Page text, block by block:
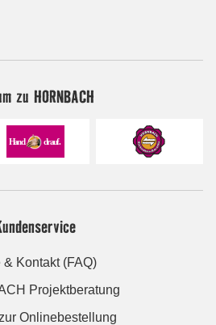
zu HORNBACH
& Kontakt (FAQ)
Projektberatung
Onlinebestellung